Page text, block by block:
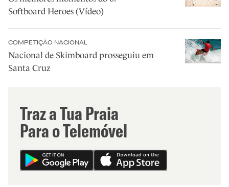
Softboard Heroes (Vídeo)
COMPETIÇÃO NACIONAL
Nacional de Skimboard prosseguiu em
Santa Cruz
Traz a Tua Praia
Para o Telemóvel